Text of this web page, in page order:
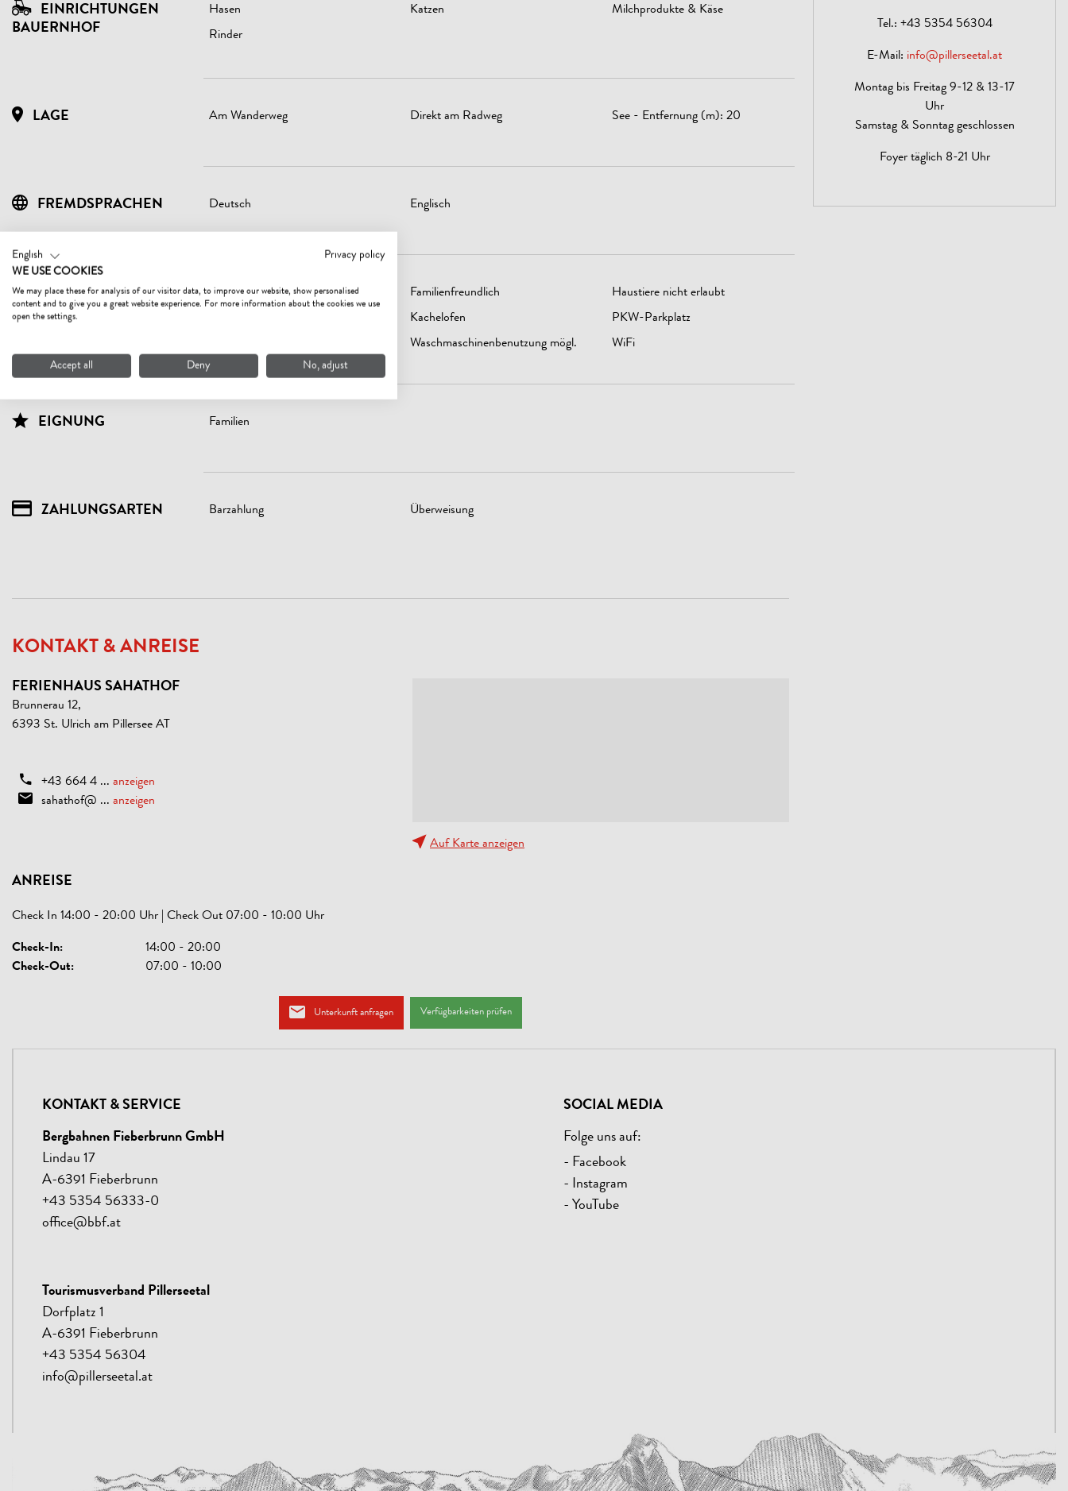
EINRICHTUNGEN
BAUERNHOF
Hasen Katzen
Milchprodukte & Käse
Rinder
LAGE Am Wanderweg Direkt am Radweg See - Entfernung (m): 20
FREMDSPRACHEN Deutsch Englisch
EINRICHTUNGEN
BETRIEB
Einstellplatz für Fahrräder Familienfreundlich
Haustiere nicht erlaubt
Kachelofen
PKW-Parkplatz
Waschmaschinenbenutzung mögl. WiFi
EIGNUNG Familien
ZAHLUNGSARTEN Barzahlung Überweisung
KONTAKT & ANREISE
FERIENHAUS SAHATHOF
Brunnerau 12,
6393 St. Ulrich am Pillersee AT
+43 664 4 ... anzeigen
sahathof@ ... anzeigen
Auf Karte anzeigen
ANREISE
Check In 14:00 - 20:00 Uhr | Check Out 07:00 - 10:00 Uhr
Check-In:
14:00 - 20:00
Check-Out:
07:00 - 10:00
Unterkunft anfragen Verfügbarkeiten prüfen
Tel.: +43 5354 56304
E-Mail: info@pillerseetal.at
Montag bis Freitag 9-12 & 13-17
Uhr
Samstag & Sonntag geschlossen
Foyer täglich 8-21 Uhr
KONTAKT & SERVICE
Bergbahnen Fieberbrunn GmbH
Lindau 17
A-6391 Fieberbrunn
+43 5354 56333-0
office@bbf.at
Tourismusverband Pillerseetal
Dorfplatz 1
A-6391 Fieberbrunn
+43 5354 56304
info@pillerseetal.at
SOCIAL MEDIA
Folge uns auf:
- Facebook
- Instagram
- YouTube
English
Privacy policy
WE USE COOKIES
We may place these for analysis of our visitor data, to improve our website, show personalised
content and to give you a great website experience. For more information about the cookies we use
open the settings.
Accept all Deny No, adjust